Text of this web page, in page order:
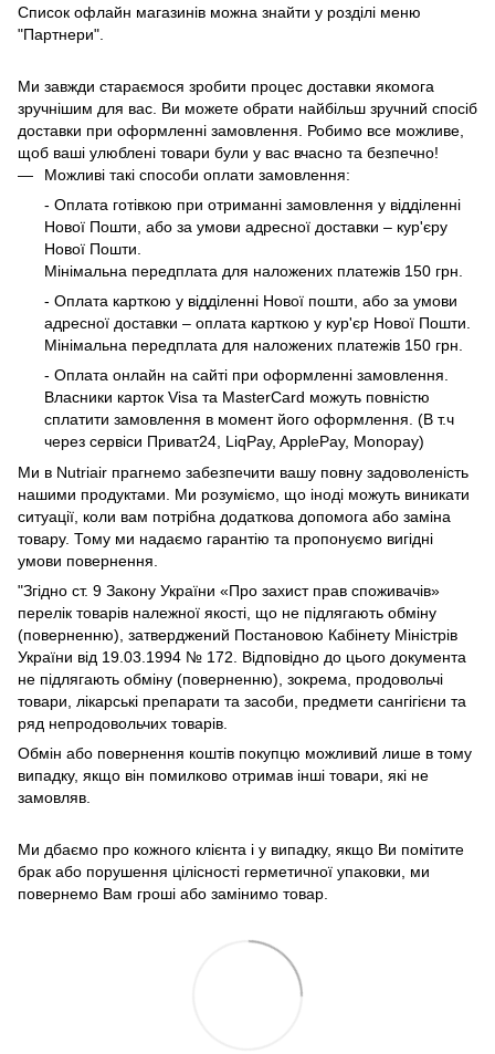
Список офлайн магазинів можна знайти у розділі меню
"Партнери".
Ми завжди стараємося зробити процес доставки якомога
зручнішим для вас. Ви можете обрати найбільш зручний спосіб
доставки при оформленні замовлення. Робимо все можливе,
щоб ваші улюблені товари були у вас вчасно та безпечно!
Можливі такі способи оплати замовлення:
- Оплата готівкою при отриманні замовлення у відділенні
Нової Пошти, або за умови адресної доставки – кур'єру
Нової Пошти.
Мінімальна передплата для наложених платежів 150 грн.
- Оплата карткою у відділенні Нової пошти, або за умови
адресної доставки – оплата карткою у кур'єр Нової Пошти.
Мінімальна передплата для наложених платежів 150 грн.
- Оплата онлайн на сайті при оформленні замовлення.
Власники карток Visa та MasterCard можуть повністю
сплатити замовлення в момент його оформлення. (В т.ч
через сервіси Приват24, LiqPay, ApplePay, Monopay)
Ми в Nutriair прагнемо забезпечити вашу повну задоволеність
нашими продуктами. Ми розуміємо, що іноді можуть виникати
ситуації, коли вам потрібна додаткова допомога або заміна
товару. Тому ми надаємо гарантію та пропонуємо вигідні
умови повернення.
"Згідно ст. 9 Закону України «Про захист прав споживачів»
перелік товарів належної якості, що не підлягають обміну
(поверненню), затверджений Постановою Кабінету Міністрів
України від 19.03.1994 № 172. Відповідно до цього документа
не підлягають обміну (поверненню), зокрема, продовольчі
товари, лікарські препарати та засоби, предмети сангігієни та
ряд непродовольчих товарів.
Обмін або повернення коштів покупцю можливий лише в тому
випадку, якщо він помилково отримав інші товари, які не
замовляв.
Ми дбаємо про кожного клієнта і у випадку, якщо Ви помітите
брак або порушення цілісності герметичної упаковки, ми
повернемо Вам гроші або замінимо товар.